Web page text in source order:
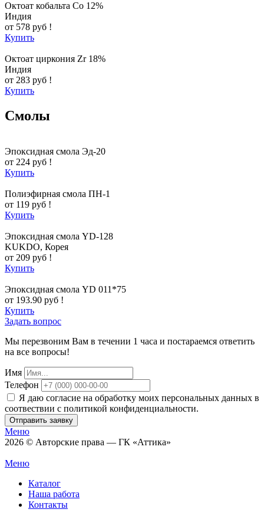
Октоат кобальта Co 12%
Индия
от 578 руб !
Купить
Октоат циркония Zr 18%
Индия
от 283 руб !
Купить
Смолы
Эпоксидная смола Эд-20
от 224 руб !
Купить
Полиэфирная смола ПН-1
от 119 руб !
Купить
Эпоксидная смола YD-128
KUKDO, Корея
от 209 руб !
Купить
Эпоксидная смола YD 011*75
от 193.90 руб !
Купить
Задать вопрос
Мы перезвоним Вам в течении 1 часа и постараемся ответить
на все вопросы!
Имя
Телефон
Я даю согласие на обработку моих персональных данных в
соотвествии с политикой конфиденциальности.
Отправить заявку
Меню
2026 © Авторские права — ГК «Аттика»
Меню
Каталог
Наша работа
Контакты